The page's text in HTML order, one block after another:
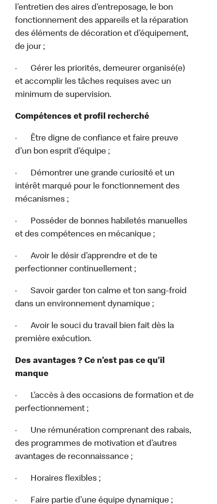
l’entretien des aires d’entreposage, le bon
fonctionnement des appareils et la réparation
des éléments de décoration et d’équipement,
de jour ;
· Gérer les priorités, demeurer organisé(e)
et accomplir les tâches requises avec un
minimum de supervision.
Compétences et profil recherché
· Être digne de confiance et faire preuve
d’un bon esprit d’équipe ;
· Démontrer une grande curiosité et un
intérêt marqué pour le fonctionnement des
mécanismes ;
· Posséder de bonnes habiletés manuelles
et des compétences en mécanique ;
· Avoir le désir d’apprendre et de te
perfectionner continuellement ;
· Savoir garder ton calme et ton sang-froid
dans un environnement dynamique ;
· Avoir le souci du travail bien fait dès la
première exécution.
Des avantages ? Ce n’est pas ce qu’il
manque
· L’accès à des occasions de formation et de
perfectionnement ;
· Une rémunération comprenant des rabais,
des programmes de motivation et d’autres
avantages de reconnaissance ;
· Horaires flexibles ;
· Faire partie d’une équipe dynamique ;